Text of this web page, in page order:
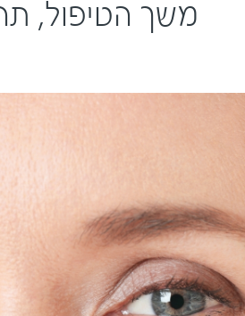
משך הטיפול,